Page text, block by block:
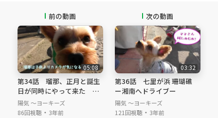
設のカフェなどワンコと一緒に楽しめる施設が
ありますが、今回は２FのワンコOKのテラスが
ある「ビュフェ・ザ・ヴィラ」で食事を取りま
した。
＃玉川髙島屋 ＃ガーデンアイランド ＃ワン
コとお出かけ ＃ワンコ同伴レストラン
前の動画
05:08
第34話 瑠那、正月と誕生
日が同時にやって来た
ー次代夫堀公園でお正月散
歩ー
陽気 ～ヨーキーズ
86回視聴・ 3年前
次の動画
03:32
第36話 七里が浜 珊瑚礁
ー湘南へドライブー
陽気 ～ヨーキーズ
121回視聴・ 3年前